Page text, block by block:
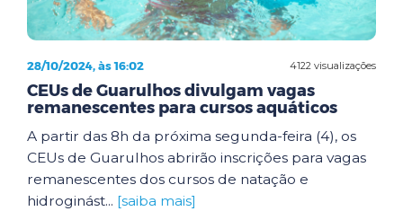
4122 visualizações
28/10/2024, às 16:02
CEUs de Guarulhos divulgam vagas
remanescentes para cursos aquáticos
A partir das 8h da próxima segunda-feira (4), os
CEUs de Guarulhos abrirão inscrições para vagas
remanescentes dos cursos de natação e
hidroginást... [saiba mais]